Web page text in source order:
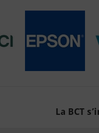
La BCT